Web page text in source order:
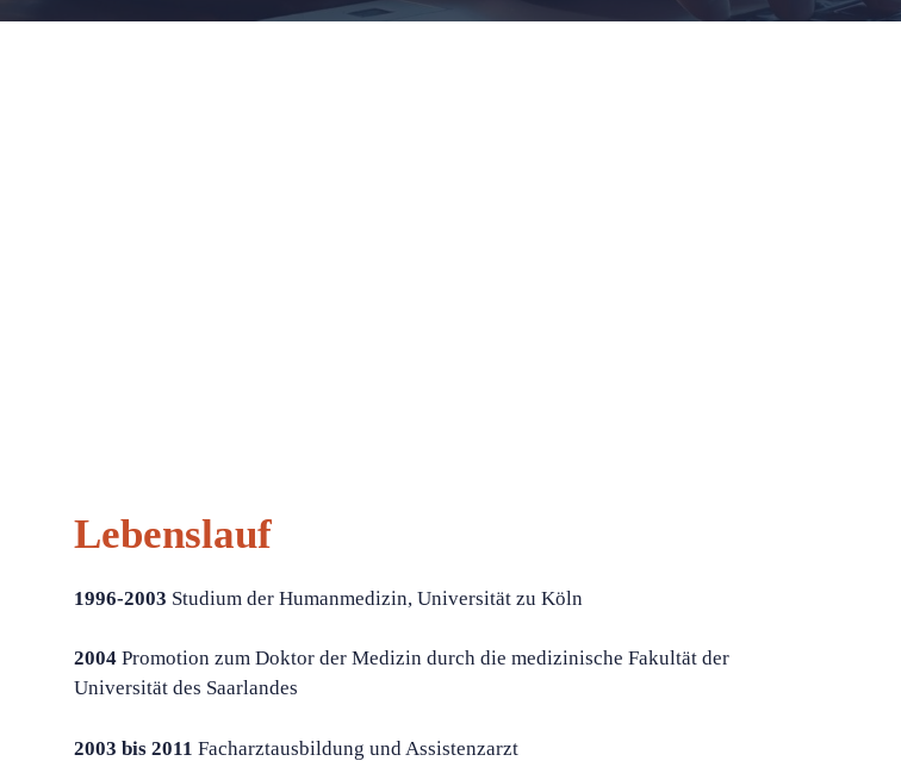
Lebenslauf
1996-2003 Studium der Humanmedizin, Universität zu Köln
2004 Promotion zum Doktor der Medizin durch die medizinische Fakultät der
Universität des Saarlandes
2003 bis 2011 Facharztausbildung und Assistenzarzt